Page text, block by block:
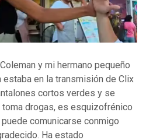
y mi hermano pequeño
en la transmisión de Clix
cortos verdes y se
drogas, es esquizofrénico
comunicarse conmigo
Ha estado